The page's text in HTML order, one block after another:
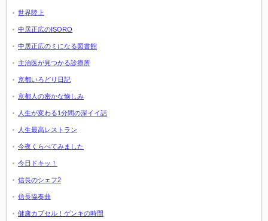
世界陸上
中居正広のISORO
中居正広のミになる図書館
主治医が見つかる診療所
京都いろどり日記
京都人の密かな愉しみ
人生が変わる1分間の深イイ話
人生最高レストラン
今夜くらべてみました
今日ドキッ！
信長のシェフ2
信長協奏曲
健康カプセル！ゲンキの時間